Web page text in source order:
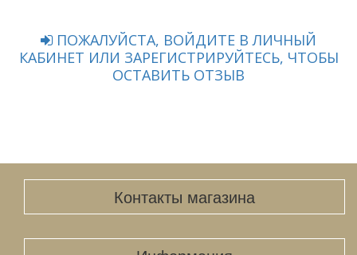
ПОЖАЛУЙСТА, ВОЙДИТЕ В ЛИЧНЫЙ
КАБИНЕТ ИЛИ ЗАРЕГИСТРИРУЙТЕСЬ, ЧТОБЫ
ОСТАВИТЬ ОТЗЫВ
Контакты магазина